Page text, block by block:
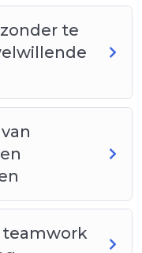
impact te
teamwork